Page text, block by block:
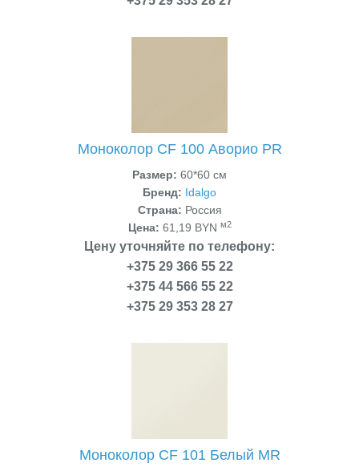
Моноколор CF 100 Аворио PR
Размер: 60*60 см
Бренд: Idalgo
Страна: Россия
Цена: 61,19 BYN м2
Цену уточняйте по телефону:
+375 29 366 55 22
+375 44 566 55 22
+375 29 353 28 27
Моноколор CF 101 Белый MR